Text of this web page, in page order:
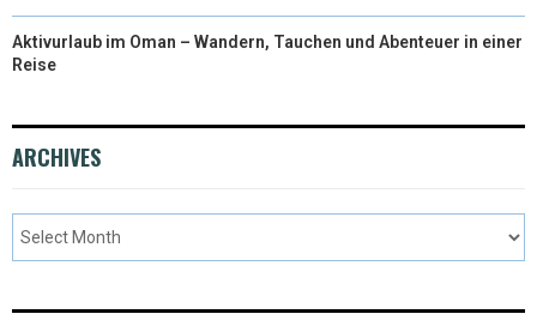
Aktivurlaub im Oman – Wandern, Tauchen und Abenteuer in einer
Reise
ARCHIVES